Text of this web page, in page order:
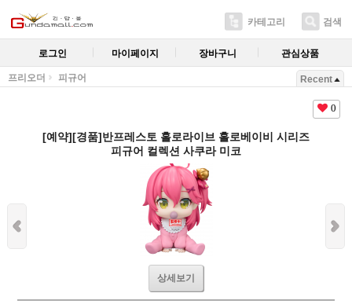
카테고리 검색
로그인 마이페이지 장바구니 관심상품
프리오더 피규어 Recent
0
[예약][경품]반프레스토 홀로라이브 홀로베이비 시리즈
피규어 컬렉션 사쿠라 미코
상세보기